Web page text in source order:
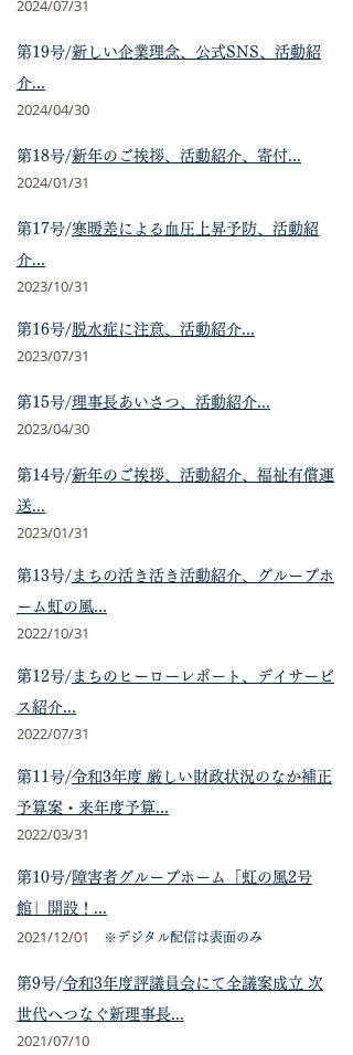
2024/07/31
第19号/新しい企業理念、公式SNS、活動紹
介...
2024/04/30
第18号/新年のご挨拶、活動紹介、寄付...
2024/01/31
第17号/寒暖差による血圧上昇予防、 活動紹
介...
2023/10/31
第16号/脱水症に注意、活動紹介...
2023/07/31
第15号/理事長あいさつ、活動紹介...
2023/04/30
第14号/新年のご挨拶、活動紹介、福祉有償運
送...
2023/01/31
第13号/ まちの活き活き活動紹介、グループホ
ーム虹の風...
2022/10/31
第12号/ まちのヒーローレポート、デイサービ
ス紹介...
2022/07/31
第11号/令和3年度 厳しい財政状況のなか補正
予算案・来年度予算...
2022/03/31
第10号/障害者グループホーム「虹の風2号
館」開設！...
2021/12/01 ※ デジタル配信は表面のみ​
第9号/令和3年度評議員会にて全議案成立 次
世代へつなぐ新理事長...
2021/07/10